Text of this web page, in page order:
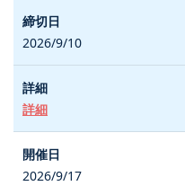
2026/9/10
詳細
2026/9/17